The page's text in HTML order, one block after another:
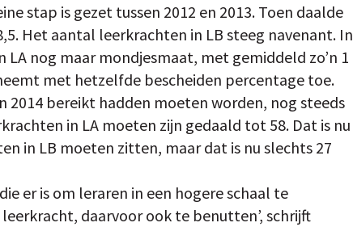
stap is gezet tussen 2012 en 2013. Toen daalde
Het aantal leerkrachten in LB steeg navenant. In
nog maar mondjesmaat, met gemiddeld zo’n 1
met hetzelfde bescheiden percentage toe.
2014 bereikt hadden moeten worden, nog steeds
in LA moeten zijn gedaald tot 58. Dat is nu
in LB moeten zitten, maar dat is nu slechts 27
er is om leraren in een hogere schaal te
daarvoor ook te benutten’, schrijft